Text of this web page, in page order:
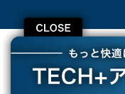
TECH+ 企業IT
クラウ
NTTデータのパブリックク